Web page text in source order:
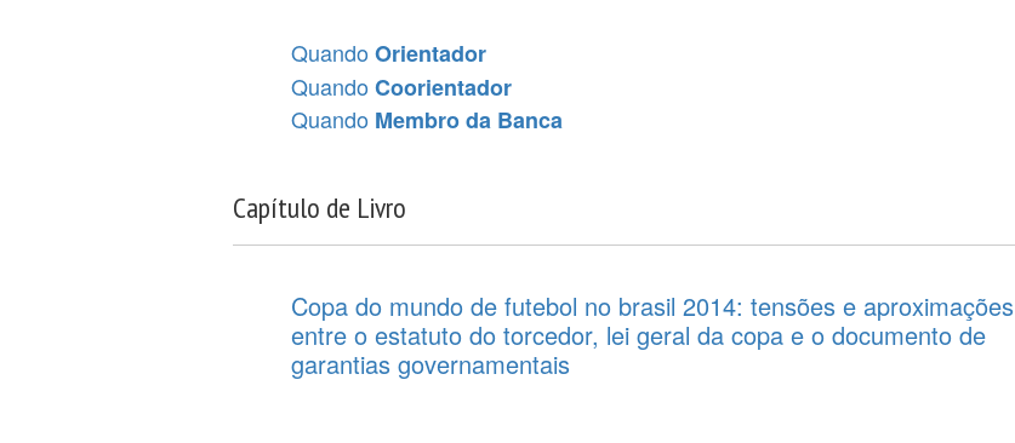
QuandoOrientador
QuandoCoorientador
Quando Membro da Banca
Capítulo de Livro
Copa do mundo de futebol no brasil 2014: tensões e aproximações
entre o estatuto do torcedor, lei geral da copa e o documento de
garantias governamentais